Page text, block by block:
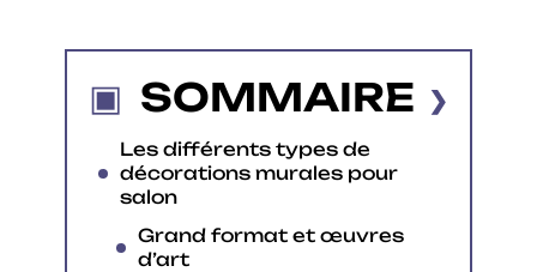
SOMMAIRE
Les différents types de
décorations murales pour
salon
Grand format et œuvres
d’art